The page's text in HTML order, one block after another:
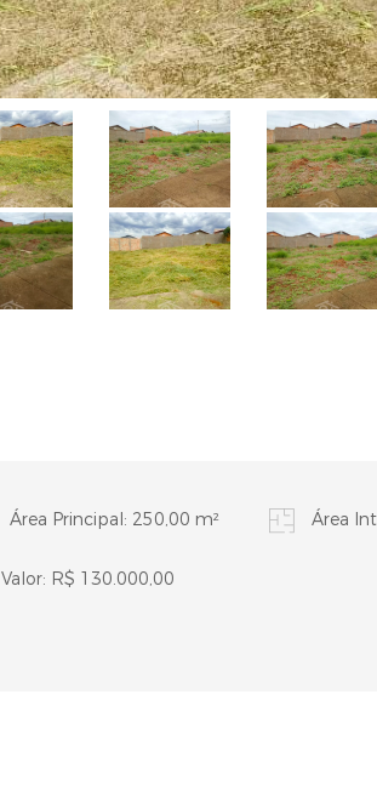
Área Principal: 250,00 m² Área
Valor: R$ 130.000,00